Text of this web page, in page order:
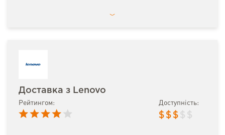
Доставка з Lenovo
Рейтингом: Доступність:
$ $ $ $ $